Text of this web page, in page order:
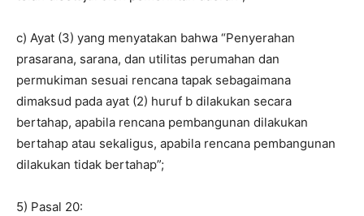
c) Ayat (3) yang menyatakan bahwa “Penyerahan
prasarana, sarana, dan utilitas perumahan dan
permukiman sesuai rencana tapak sebagaimana
dimaksud pada ayat (2) huruf b dilakukan secara
bertahap, apabila rencana pembangunan dilakukan
bertahap atau sekaligus, apabila rencana pembangunan
dilakukan tidak bertahap”;
5) Pasal 20: